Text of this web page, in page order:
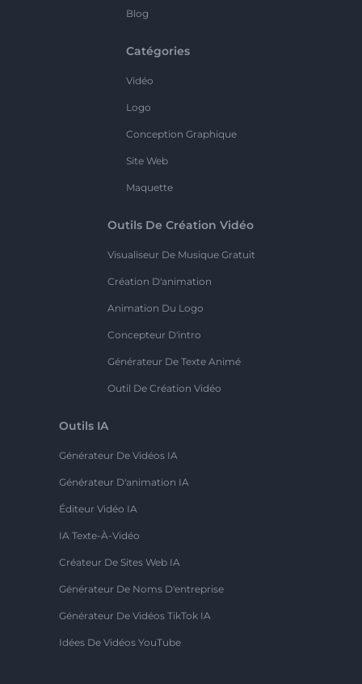
Blog
Catégories
Vidéo
Logo
Conception Graphique
Site Web
Maquette
Outils De Création Vidéo
Visualiseur De Musique Gratuit
Création D'animation
Animation Du Logo
Concepteur D'intro
Générateur De Texte Animé
Outil De Création Vidéo
Outils IA
Générateur De Vidéos IA
Générateur D'animation IA
Éditeur Vidéo IA
IA Texte-À-Vidéo
Créateur De Sites Web IA
Générateur De Noms D'entreprise
Générateur De Vidéos TikTok IA
Idées De Vidéos YouTube